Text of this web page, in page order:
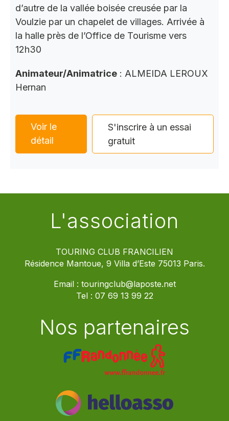
d’autre de la vallée boisée creusée par la
Voulzie par un chapelet de villages. Arrivée à
la halle près de l’Office de Tourisme vers
12h30
Animateur/Animatrice : ALMEIDA LEROUX
Hernan
Voir le
détail
S'inscrire à un essai
gratuit
L'association
TOURING CLUB FRANCILIEN
Résidence Mantoue, 9 Villa d’Este 75013 Paris.
Email : touringclub@laposte.net
Tel : 07 69 13 99 22
Nos partenaires